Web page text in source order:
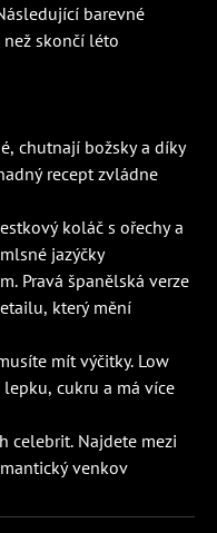
barevné
skončí léto
chutnají božsky a díky
recept zvládne
koláč s ořechy a
jazýčky
Pravá španělská verze
který mění
mít výčitky. Low
cukru a má více
celebrit. Najdete mezi
venkov